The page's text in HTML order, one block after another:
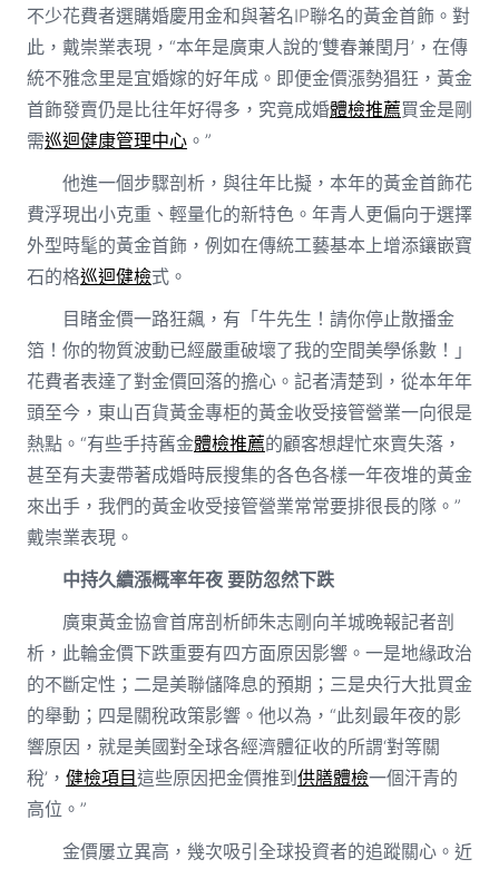
不少花費者選購婚慶用金和與著名IP聯名的黃金首飾。對
此，戴崇業表現，“本年是廣東人說的‘雙春兼閏月’，在傳
統不雅念里是宜婚嫁的好年成。即便金價漲勢猖狂，黃金
首飾發賣仍是比往年好得多，究竟成婚體檢推薦買金是剛
需巡迴健康管理中心。”
他進一個步驟剖析，與往年比擬，本年的黃金首飾花
費浮現出小克重、輕量化的新特色。年青人更偏向于選擇
外型時髦的黃金首飾，例如在傳統工藝基本上增添鑲嵌寶
石的格巡迴健檢式。
目睹金價一路狂飆，有「牛先生！請你停止散播金
箔！你的物質波動已經嚴重破壞了我的空間美學係數！」
花費者表達了對金價回落的擔心。記者清楚到，從本年年
頭至今，東山百貨黃金專柜的黃金收受接管營業一向很是
熱點。“有些手持舊金體檢推薦的顧客想趕忙來賣失落，
甚至有夫妻帶著成婚時辰搜集的各色各樣一年夜堆的黃金
來出手，我們的黃金收受接管營業常常要排很長的隊。”
戴崇業表現。
中持久續漲概率年夜 要防忽然下跌
廣東黃金協會首席剖析師朱志剛向羊城晚報記者剖
析，此輪金價下跌重要有四方面原因影響。一是地緣政治
的不斷定性；二是美聯儲降息的預期；三是央行大批買金
的舉動；四是關稅政策影響。他以為，“此刻最年夜的影
響原因，就是美國對全球各經濟體征收的所謂‘對等關
稅’， 健檢項目這些原因把金價推到供膳體檢一個汗青的
高位。”
金價屢立異高，幾次吸引全球投資者的追蹤關心。近